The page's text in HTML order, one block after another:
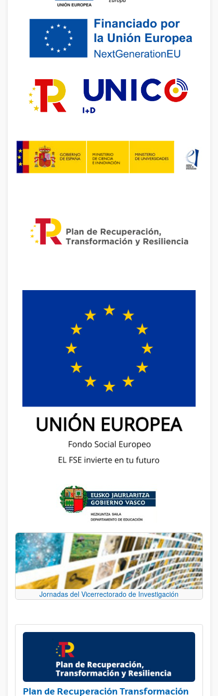
Jornadas del Vicerrectorado de Investigación
Plan de Recuperación Transformación